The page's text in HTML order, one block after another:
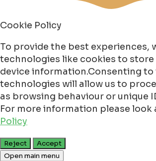
Cookie Policy
To provide the best experiences,
technologies like cookies to store
device information.Consenting to
technologies will allow us to
as browsing behaviour or unique
For more information please look
Policy
Reject
Accept
Open main menu